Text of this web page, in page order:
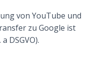
von YouTube und
zu Google ist
DSGVO).